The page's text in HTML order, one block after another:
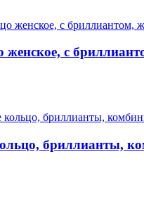
с
бриллианты,